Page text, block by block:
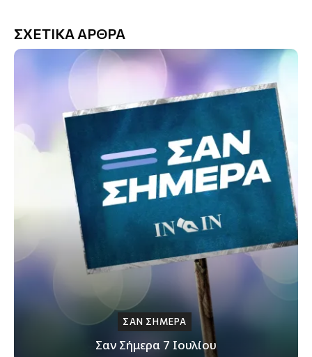
ΣΧΕΤΙΚΑ ΑΡΘΡΑ
ΣΑΝ ΣΗΜΕΡΑ
Σαν Σήμερα 7 Ιουλίου